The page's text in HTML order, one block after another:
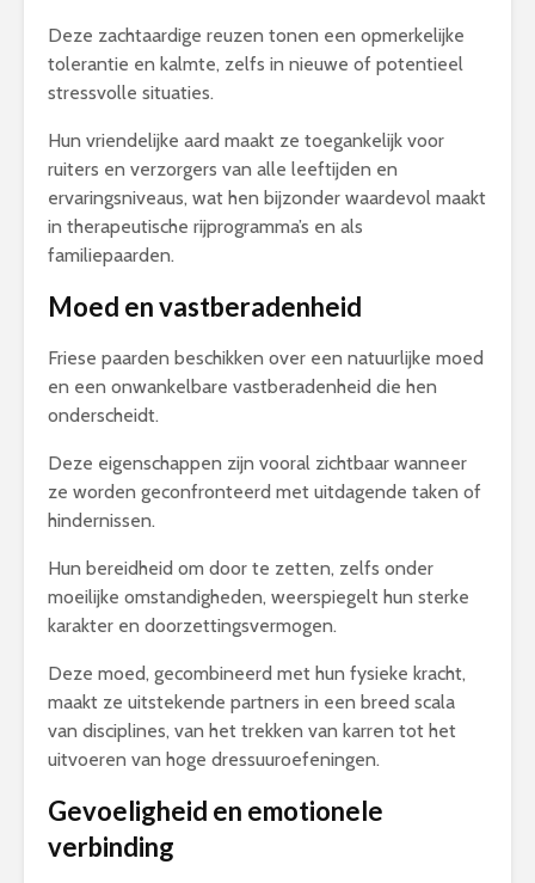
Deze zachtaardige reuzen tonen een opmerkelijke
tolerantie en kalmte, zelfs in nieuwe of potentieel
stressvolle situaties.
Hun vriendelijke aard maakt ze toegankelijk voor
ruiters en verzorgers van alle leeftijden en
ervaringsniveaus, wat hen bijzonder waardevol maakt
in therapeutische rijprogramma’s en als
familiepaarden.
Moed en vastberadenheid
Friese paarden beschikken over een natuurlijke moed
en een onwankelbare vastberadenheid die hen
onderscheidt.
Deze eigenschappen zijn vooral zichtbaar wanneer
ze worden geconfronteerd met uitdagende taken of
hindernissen.
Hun bereidheid om door te zetten, zelfs onder
moeilijke omstandigheden, weerspiegelt hun sterke
karakter en doorzettingsvermogen.
Deze moed, gecombineerd met hun fysieke kracht,
maakt ze uitstekende partners in een breed scala
van disciplines, van het trekken van karren tot het
uitvoeren van hoge dressuuroefeningen.
Gevoeligheid en emotionele
verbinding